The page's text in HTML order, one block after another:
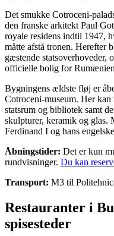
Det smukke Cotroceni-
den franske arkitekt Paul
royale residens indtil 1947,
måtte afstå tronen. Herefter
gæstende statsoverhoveder,
officielle bolig for
Bygningens ældste fløj er
Cotroceni-museum. Her kan
statsrum og bibliotek samt
skulpturer, keramik og glas.
Ferdinand I og hans
Åbningstider: Det er kun
rundvisninger. Du kan
Transport: M3 til
Restauranter i
spisesteder